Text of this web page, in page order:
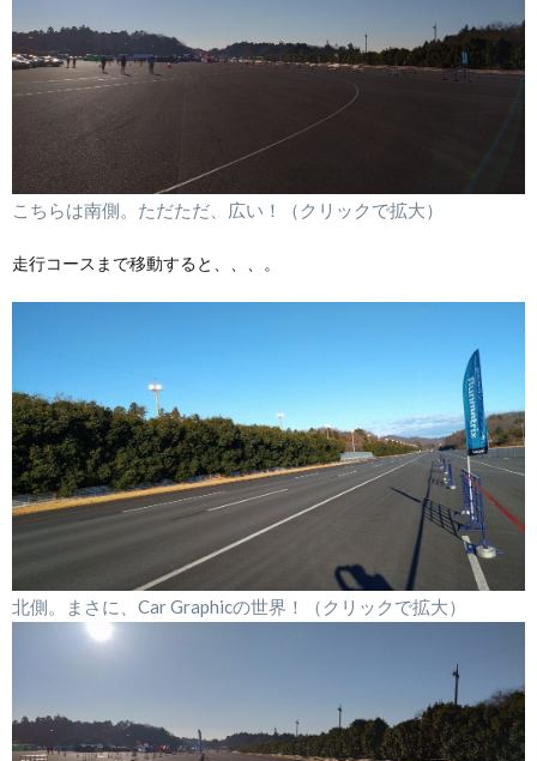
こちらは南側。ただただ、広い！（クリックで拡大）
走行コースまで移動すると、、、。
北側。まさに、Car Graphicの世界！（クリックで拡大）